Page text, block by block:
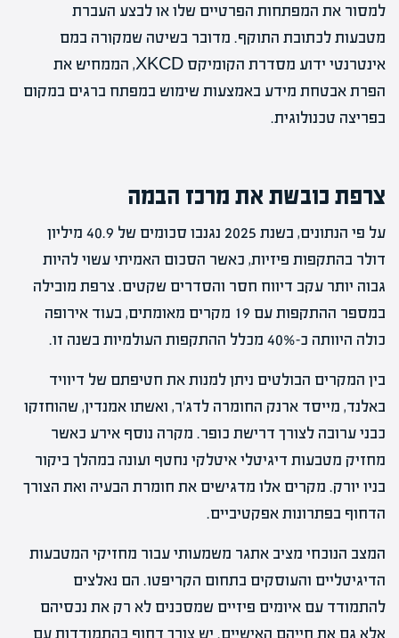
למסור את המפתחות הפרטיים שלו או לבצע העברת
מטבעות לכתובת התוקף. מדובר בשיטה שמקורה במם
אינטרנטי ידוע מסדרת הקומיקס XKCD, הממחיש את
הפרת אבטחת מידע באמצעות שימוש במפתח ברגים במקום
בפריצה טכנולוגית.
צרפת כובשת את מרכז הבמה
על פי הנתונים, בשנת 2025 נגנבו סכומים של 40.9 מיליון
דולר בהתקפות פיזיות, כאשר הסכום האמיתי עשוי להיות
גבוה יותר עקב דיווח חסר והסדרים שקטים. צרפת מובילה
במספר ההתקפות עם 19 מקרים מאומתים, בעוד אירופה
כולה היוותה כ-40% מכלל ההתקפות העולמיות בשנה זו.
בין המקרים הבולטים ניתן למנות את חטיפתם של דיוויד
באלנד, מייסד ארנק החומרה לדג'ר, ואשתו אמנדין, שהוחזקו
כבני ערובה לצורך דרישת כופר. מקרה נוסף אירע כאשר
מחזיק מטבעות דיגיטלי איטלקי נחטף ועונה במהלך ביקור
בניו יורק. מקרים אלו מדגישים את חומרת הבעיה ואת הצורך
הדחוף בפתרונות אפקטיביים.
המצב הנוכחי מציב אתגר משמעותי עבור מחזיקי המטבעות
הדיגיטליים והעוסקים בתחום הקריפטו. הם נאלצים
להתמודד עם איומים פיזיים שמסכנים לא רק את נכסיהם
אלא גם את חייהם האישיים. יש צורך דחוף בהתמודדות עם